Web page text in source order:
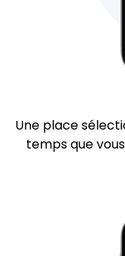
Une place
temps que